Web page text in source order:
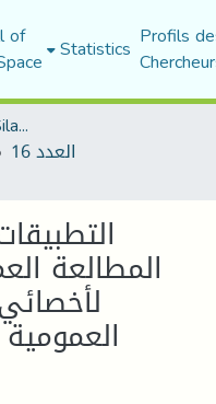
of Statistics Profils
Scientific Journals of M'Sila University
العدد 16
المطالعة